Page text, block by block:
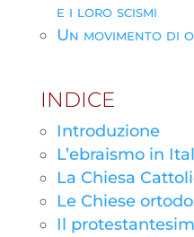
e i loro scismi
Un movimento di
INDICE
Introduzione
L’ebraismo in
La Chiesa
Le Chiese
Il